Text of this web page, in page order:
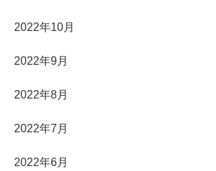
2022年10月
2022年9月
2022年8月
2022年7月
2022年6月